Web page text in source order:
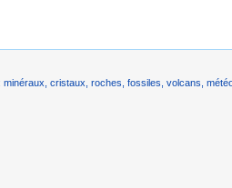
cristaux, roches, fossiles, volcans,